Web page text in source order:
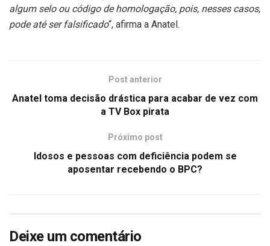
algum selo ou código de homologação, pois, nesses casos,
pode até ser falsificado“, afirma a Anatel.
Post anterior
Anatel toma decisão drástica para acabar de vez com
a TV Box pirata
Próximo post
Idosos e pessoas com deficiência podem se
aposentar recebendo o BPC?
Deixe um comentário